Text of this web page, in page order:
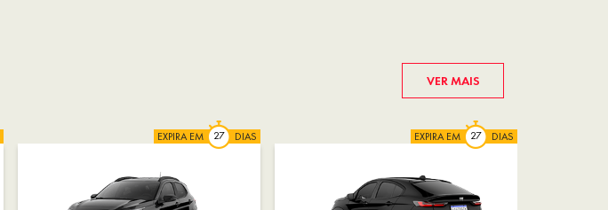
VER MAIS
EXPIRA EM DIAS EXPIRA EM DIAS